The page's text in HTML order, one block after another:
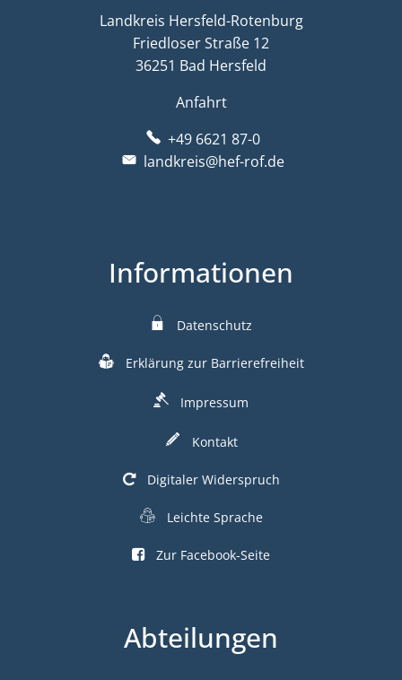
Landkreis Hersfeld-Rotenburg
Friedloser Straße 12
36251 Bad Hersfeld
Anfahrt
+49 6621 87-0
landkreis@hef-rof.de
Informationen
Datenschutz
Erklärung zur Barrierefreiheit
Impressum
Kontakt
Digitaler Widerspruch
Leichte Sprache
Zur Facebook-Seite
Abteilungen